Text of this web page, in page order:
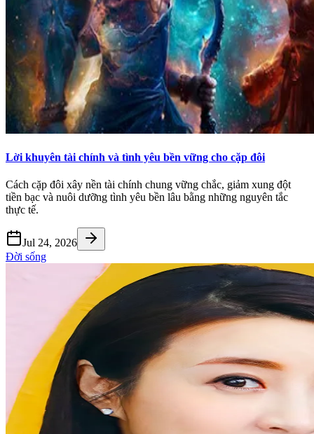
Lời khuyên tài chính và tình yêu bền vững cho cặp đôi
Cách cặp đôi xây nền tài chính chung vững chắc, giảm xung đột
tiền bạc và nuôi dưỡng tình yêu bền lâu bằng những nguyên tắc
thực tế.
Jul 24, 2026
Đời sống